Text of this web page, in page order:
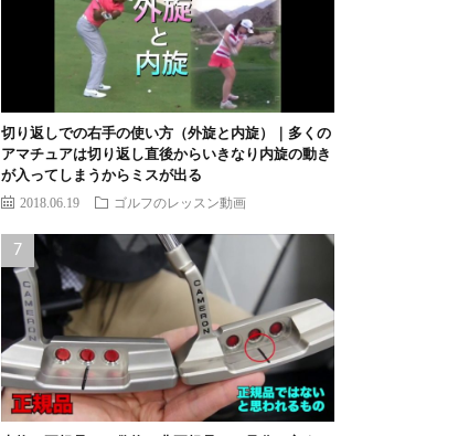
切り返しでの右手の使い方（外旋と内旋）｜多くの
アマチュアは切り返し直後からいきなり内旋の動き
が入ってしまうからミスが出る
2018.06.19 ゴルフのレッスン動画